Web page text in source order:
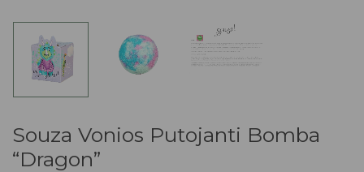
Souza Vonios Putojanti Bomba
“Dragon”